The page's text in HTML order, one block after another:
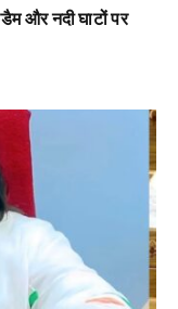
और नदी घाटों पर